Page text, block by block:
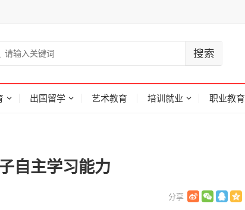
出国留学 艺术教育 培训就业 职业教育
自主学习能力